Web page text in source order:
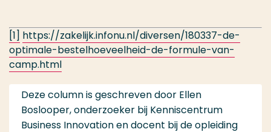
[1] https://zakelijk.infonu.nl/diversen/180337-de-
optimale-bestelhoeveelheid-de-formule-van-
camp.html
Deze column is geschreven door Ellen
Boslooper, onderzoeker bij Kenniscentrum
Business Innovation en docent bij de opleiding